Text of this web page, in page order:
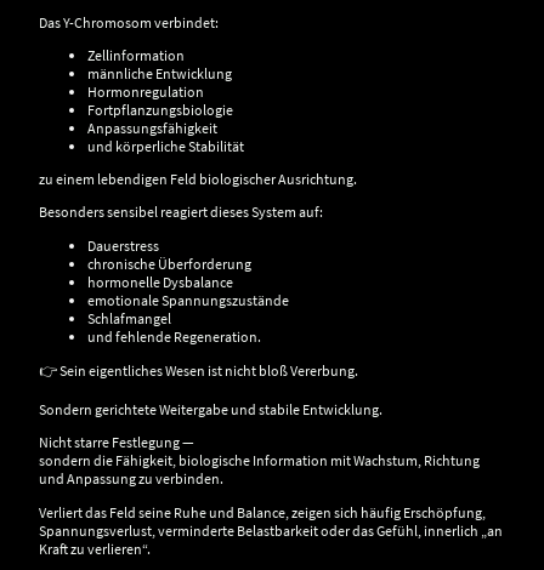
Das Y-Chromosom verbindet:
Zellinformation
männliche Entwicklung
Hormonregulation
Fortpflanzungsbiologie
Anpassungsfähigkeit
und körperliche Stabilität
zu einem lebendigen Feld biologischer Ausrichtung.
Besonders sensibel reagiert dieses System auf:
Dauerstress
chronische Überforderung
hormonelle Dysbalance
emotionale Spannungszustände
Schlafmangel
und fehlende Regeneration.
👉 Sein eigentliches Wesen ist nicht bloß Vererbung.
Sondern gerichtete Weitergabe und stabile Entwicklung.
Nicht starre Festlegung —
sondern die Fähigkeit, biologische Information mit Wachstum, Richtung
und Anpassung zu verbinden.
Verliert das Feld seine Ruhe und Balance, zeigen sich häufig Erschöpfung,
Spannungsverlust, verminderte Belastbarkeit oder das Gefühl, innerlich „an
Kraft zu verlieren“.